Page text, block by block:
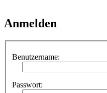
Anmelden
Benutzername:
Passwort: